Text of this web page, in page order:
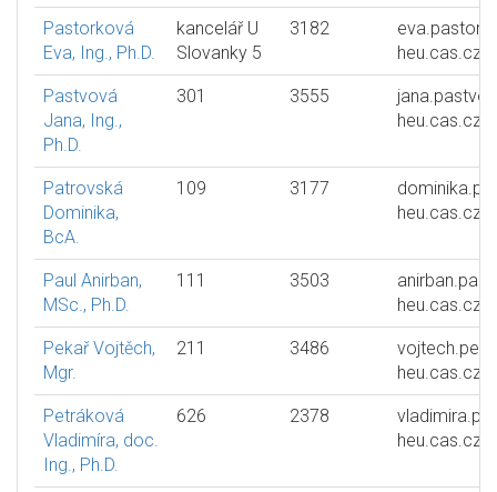
Pastorková
Eva, Ing., Ph.D.
kancelář U
Slovanky 5
3182
heu.cas.cz
Pastvová
Jana, Ing.,
Ph.D.
301 3555
heu.cas.cz
Patrovská
Dominika,
BcA.
109 3177
heu.cas.cz
Paul Anirban,
MSc., Ph.D.
111 3503
anirban.paul
heu.cas.cz
Pekař Vojtěch,
Mgr.
211 3486
heu.cas.cz
Petráková
Vladimíra, doc.
Ing., Ph.D.
626 2378
heu.cas.cz